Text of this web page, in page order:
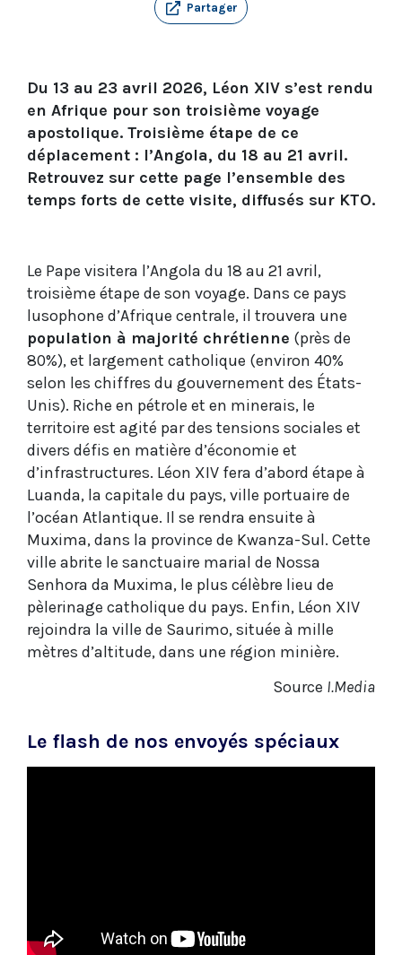
Partager
Du 13 au 23 avril 2026, Léon XIV s’est rendu
en Afrique pour son troisième voyage
apostolique. Troisième étape de ce
déplacement : l’Angola, du 18 au 21 avril.
Retrouvez sur cette page l’ensemble des
temps forts de cette visite, diffusés sur KTO.
Le Pape visitera l’Angola du 18 au 21 avril,
troisième étape de son voyage. Dans ce pays
lusophone d’Afrique centrale, il trouvera une
population à majorité chrétienne (près de
80%), et largement catholique (environ 40%
selon les chiffres du gouvernement des États-
Unis). Riche en pétrole et en minerais, le
territoire est agité par des tensions sociales et
divers défis en matière d’économie et
d’infrastructures. Léon XIV fera d’abord étape à
Luanda, la capitale du pays, ville portuaire de
l’océan Atlantique. Il se rendra ensuite à
Muxima, dans la province de Kwanza-Sul. Cette
ville abrite le sanctuaire marial de Nossa
Senhora da Muxima, le plus célèbre lieu de
pèlerinage catholique du pays. Enfin, Léon XIV
rejoindra la ville de Saurimo, située à mille
mètres d’altitude, dans une région minière.
Source I.Media
Le flash de nos envoyés spéciaux